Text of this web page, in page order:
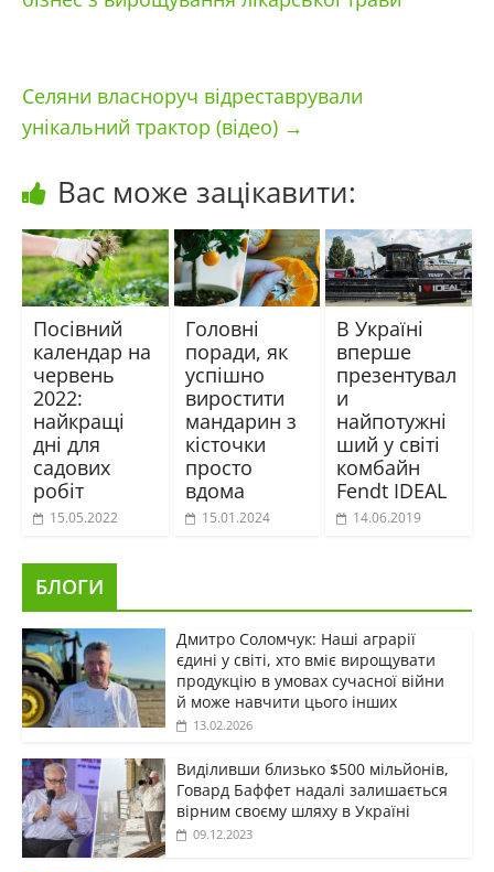
Селяни власноруч відреставрували
унікальний трактор (відео) →
Вас може зацікавити:
Посівний
календар на
червень
2022:
найкращі
дні для
садових
робіт
15.05.2022
Головні
поради, як
успішно
виростити
мандарин з
кісточки
просто
вдома
15.01.2024
В Україні
вперше
презентувал
и
найпотужні
ший у світі
комбайн
Fendt IDEAL
14.06.2019
БЛОГИ
Дмитро Соломчук: Наші аграрії
єдині у світі, хто вміє вирощувати
продукцію в умовах сучасної війни
й може навчити цього інших
13.02.2026
Виділивши близько $500 мільйонів,
Говард Баффет надалі залишається
вірним своєму шляху в Україні
09.12.2023